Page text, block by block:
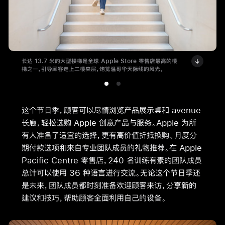
长达 13.7 米的大型楼梯是全球 Apple Store 零售店最高的楼
梯之一，引导顾客走上二楼夹层，饱览温哥华天际线的风光。
这个节日季，顾客可以尽情浏览产品展示桌和 avenue
长廊，轻松选购 Apple 创意产品与服务。Apple 为所
有人准备了适宜的选择，更有高价值折抵换购、月度分
期付款选项和来自专业团队成员的礼物推荐。在 Apple
Pacific Centre 零售店，240 名训练有素的团队成员
总计可以使用 36 种语言进行交流。无论这个节日季还
是未来，团队成员都时刻准备欢迎顾客来访，分享新的
建议和技巧，帮助顾客全面利用自己的设备。